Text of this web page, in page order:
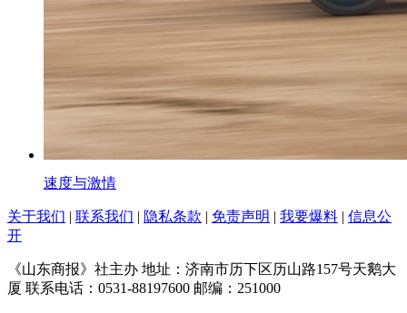
速度与激情
关于我们 | 联系我们 | 隐私条款 | 免责声明 | 我要爆料 | 信息公
开
《山东商报》社主办 地址：济南市历下区历山路157号天鹅大
厦 联系电话：0531-88197600 邮编：251000